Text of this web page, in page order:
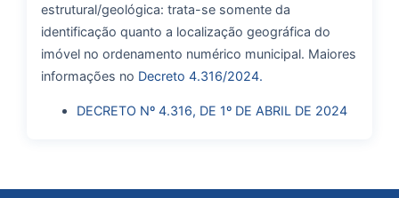
estrutural/geológica: trata-se somente da
identificação quanto a localização geográfica do
imóvel no ordenamento numérico municipal. Maiores
informações no Decreto 4.316/2024.
DECRETO Nº 4.316, DE 1º DE ABRIL DE 2024